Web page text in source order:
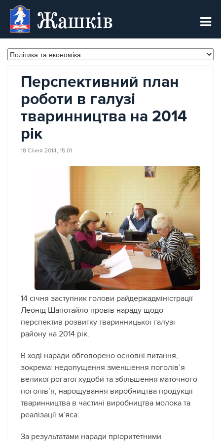
Жашків
Перспективний план
роботи в галузі
тваринництва на 2014
рік
18 Січня 2014, 15:01
14 січня заступник голови райдержадміністрації
Леонід Шапотайло провів нараду щодо
перспектив розвитку тваринницької галузі
району на 2014 рік.
В ході наради обговорено основні питання,
зокрема: недопущення зменшення поголів’я
великої рогатої худоби та збільшення маточного
поголів’я; нарощування виробництва продукції
тваринництва в частині виробництва молока та
реалізації м’яса.
За результатами наради пріоритетними